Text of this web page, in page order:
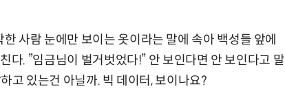
사람 눈에만 보이는 옷이라는 말에 속아 백성들 앞에
다. ”임금님이 벌거벗었다!” 안 보인다면 안 보인다고 말
고 있는건 아닐까. 빅 데이터, 보이나요?